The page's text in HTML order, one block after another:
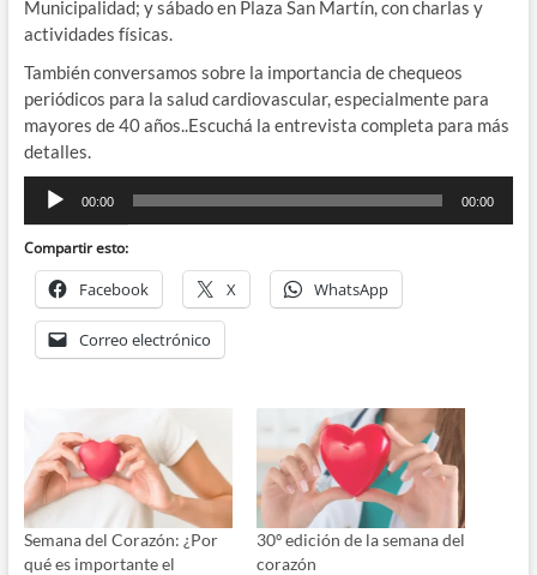
Municipalidad; y sábado en Plaza San Martín, con charlas y
actividades físicas.
También conversamos sobre la importancia de chequeos
periódicos para la salud cardiovascular, especialmente para
mayores de 40 años..Escuchá la entrevista completa para más
detalles.
Reproductor
audio
00:00 00:00
Compartir esto:
Facebook X WhatsApp
Correo electrónico
Semana del Corazón: ¿Por
qué es importante el
30º edición de la semana del
corazón